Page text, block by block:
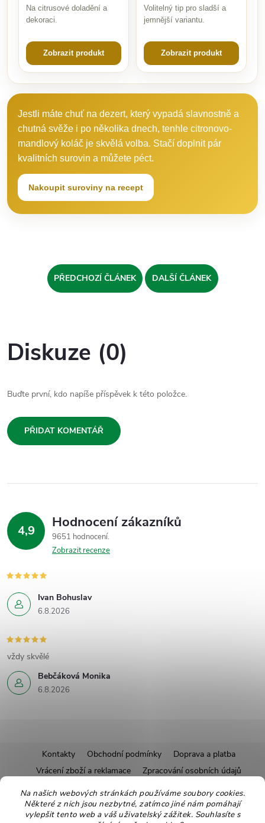
Na našich webových stránkách používáme soubory cookies.
Některé z nich jsou nezbytné, zatímco jiné nám pomáhají
vylepšit tento web a váš uživatelský zážitek. Souhlasíte s
Na citrusové doladění a
dekoraci.
Zobrazit produkt
Volitelný tip pro sladší a
jemnější variantu.
Zobrazit produkt
Jestli máte chuť na dezert, který vypadá slavnostně a
chutná svěže i po několika dnech, tenhle citronovo-
mandlový koláč je skvělá volba. Stačí doplnit pár
kvalitních surovin a můžete péct.
Nakoupit suroviny na recept
PŘEDCHOZÍ ČLÁNEK DALŠÍ ČLÁNEK
Diskuze (0)
Buďte první, kdo napíše příspěvek k této položce.
PŘIDAT KOMENTÁŘ
4,9 Hodnocení zákazníků
9651 hodnocení
Zobrazit recenze
Ivan Bohuslav
6.8.2026
Bebčáková Monika
6.8.2026
vždy skvělé
á
Kontakty Obchodní podmínky
Doprava a platba
Vrácení zboží a reklamace
Zpracování osobních údajů
Pravidla soutěží
Affiliate program
Recepty
Pro nové dodavatele
Ekologické balení Moje objednávka